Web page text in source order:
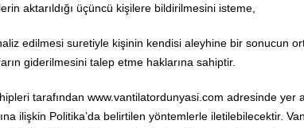
aktarıldığı üçüncü kişilere bildirilmesini isteme,
edilmesi suretiyle kişinin kendisi aleyhine bir sonucun
giderilmesini talep etme haklarına sahiptir.
tarafından www.vantilatordunyasi.com adresinde yer
ilişkin Politika’da belirtilen yöntemlerle iletilebilecektir.